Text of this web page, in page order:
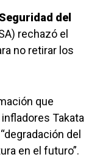
del
rechazó el
no retirar los
que
Takata
del
en el futuro”.